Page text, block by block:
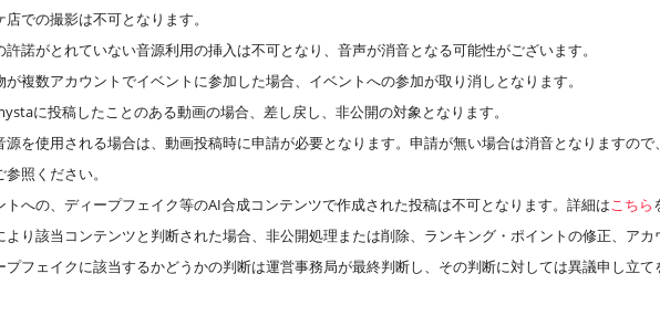
店での撮影は不可となります。
許諾がとれていない音源利用の挿入は不可となり、音声が消音となる可能性がございます。
が複数アカウントでイベントに参加した場合、イベントへの参加が取り消しとなります。
に投稿したことのある動画の場合、差し戻し、非公開の対象となります。
源を使用される場合は、動画投稿時に申請が必要となります。申請が無い場合は消音となりますの
照ください。
トへの、ディープフェイク等のAI合成コンテンツで作成された投稿は不可となります。詳細はこちら
り該当コンテンツと判断された場合、非公開処理または削除、ランキング・ポイントの修正、ア
フェイクに該当するかどうかの判断は運営事務局が最終判断し、その判断に対しては異議申し立て